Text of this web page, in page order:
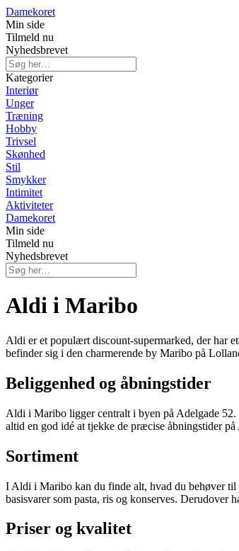
Damekoret
Min side
Tilmeld nu
Nyhedsbrevet
Kategorier
Interiør
Unger
Træning
Hobby
Trivsel
Skønhed
Stil
Smykker
Intimitet
Aktiviteter
Damekoret
Min side
Tilmeld nu
Nyhedsbrevet
Aldi i Maribo
Aldi er et populært discount-supermarked, der har
befinder sig i den charmerende by Maribo på
Beliggenhed og åbningstider
Aldi i Maribo ligger centralt i byen på Adelgade
altid en god idé at tjekke de præcise åbningstider
Sortiment
I Aldi i Maribo kan du finde alt, hvad du behøver
basisvarer som pasta, ris og konserves. Derudover
Priser og kvalitet